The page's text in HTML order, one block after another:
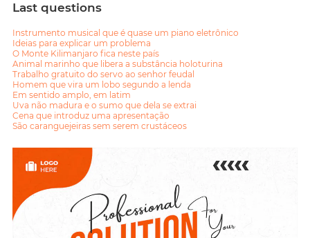
Last questions
Instrumento musical que é quase um piano eletrônico
Ideias para explicar um problema
O Monte Kilimanjaro fica neste país
Animal marinho que libera a substância holoturina
Trabalho gratuito do servo ao senhor feudal
Homem que vira um lobo segundo a lenda
Em sentido amplo, em latim
Uva não madura e o sumo que dela se extrai
Cena que introduz uma apresentação
São caranguejeiras sem serem crustáceos